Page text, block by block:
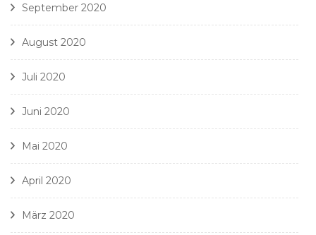
September 2020
August 2020
Juli 2020
Juni 2020
Mai 2020
April 2020
März 2020